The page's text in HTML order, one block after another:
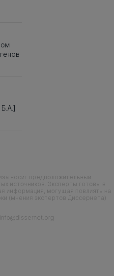
носит предположительный
источников. Эксперты готовы в
информация, могущая повлиять на
(мнения экспертов Диссернета)